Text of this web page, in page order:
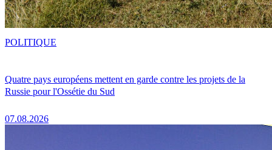
Quatre pays européens mettent en garde contre les projets de la
Russie pour l'Ossétie du Sud
07.08.2026
POLITIQUE